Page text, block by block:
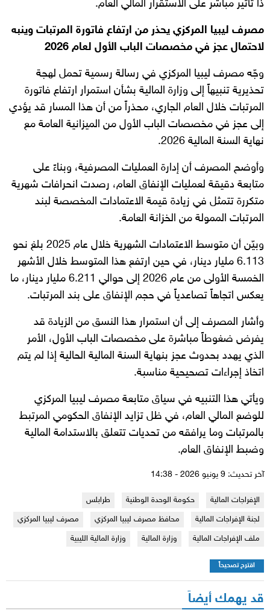
ذا تأثير مباشر على الاستقرار المالي العام.
مصرف ليبيا المركزي يحذر من ارتفاع فاتورة المرتبات وينبه
لاحتمال عجز في مخصصات الباب الأول لعام 2026
وجّه مصرف ليبيا المركزي في رسالة رسمية تحمل لهجة
تحذيرية تنبيهاً إلى وزارة المالية بشأن استمرار ارتفاع فاتورة
المرتبات خلال العام الجاري، محذراً من أن هذا المسار قد يؤدي
إلى عجز في مخصصات الباب الأول من الميزانية العامة مع
نهاية السنة المالية 2026.
وأوضح المصرف أن إدارة العمليات المصرفية، وبناءً على
متابعة دقيقة لعمليات الإنفاق العام، رصدت انحرافات شهرية
متكررة تتمثل في زيادة قيمة الاعتمادات المخصصة لبند
المرتبات الممولة من الخزانة العامة.
وبيّن أن متوسط الاعتمادات الشهرية خلال عام 2025 بلغ نحو
6.113 مليار دينار، في حين ارتفع هذا المتوسط خلال الأشهر
الخمسة الأولى من عام 2026 إلى حوالي 6.211 مليار دينار، ما
يعكس اتجاهاً تصاعدياً في حجم الإنفاق على بند المرتبات.
وأشار المصرف إلى أن استمرار هذا النسق من الزيادة قد
يفرض ضغوطاً مباشرة على مخصصات الباب الأول، الأمر
الذي يهدد بحدوث عجز بنهاية السنة المالية الحالية إذا لم يتم
اتخاذ إجراءات تصحيحية مناسبة.
ويأتي هذا التنبيه في سياق متابعة مصرف ليبيا المركزي
للوضع المالي العام، في ظل تزايد الإنفاق الحكومي المرتبط
بالمرتبات وما يرافقه من تحديات تتعلق بالاستدامة المالية
وضبط الإنفاق العام.
آخر تحديث: 9 يونيو 2026 - 14:38
الإفراجات المالية حكومة الوحدة الوطنية
طرابلس
لجنة الإفراجات المالية
محافظ مصرف ليبيا المركزي
مصرف ليبيا المركزي
ملف الإفراجات المالية
وزارة المالية وزارة المالية الليبية
اقترح تصحيحاً
قد يهمك أيضاً